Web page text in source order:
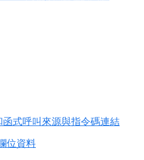
函式呼叫來源與指令碼連結
位資料